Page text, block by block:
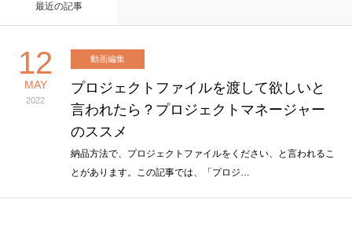
最近の記事
12
MAY
2022
動画編集
プロジェクトファイルを渡して欲しいと
言われたら？プロジェクトマネージャー
のススメ
納品方法で、プロジェクトファイルをください、と言われるこ
とがあります。この記事では、「プロジ…
about
privacy policy
contact